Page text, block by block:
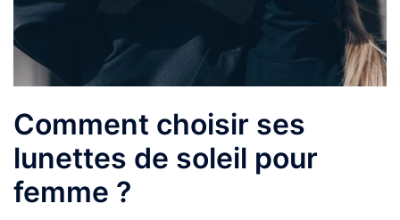
Comment choisir ses
lunettes de soleil pour
femme ?